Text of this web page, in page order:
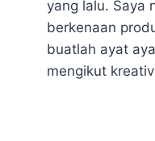
yang lalu. Saya
berkenaan
buatlah ayat
mengikut